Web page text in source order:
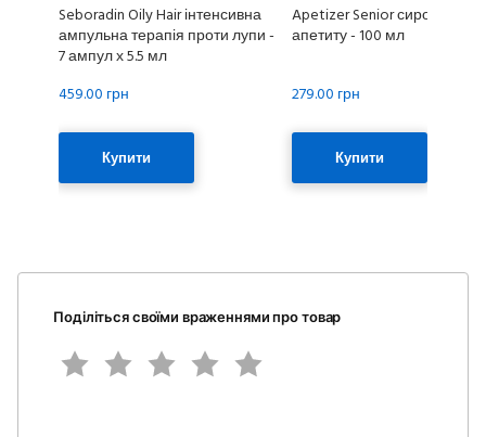
Seboradin Oily Hair інтенсивна
ампульна терапія проти лупи -
7 ампул х 5.5 мл
459.00 грн
Купити
Apetizer Senior сироп для
апетиту - 100 мл
279.00 грн
Купити
Поділіться своїми враженнями про товар